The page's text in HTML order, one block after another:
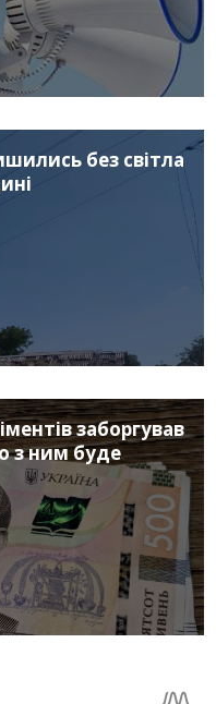
без світла
заборгував
з ним буде